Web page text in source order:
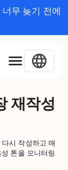
무 늦기 전에
재작성
시 작성하고 매
톤을 모니터링